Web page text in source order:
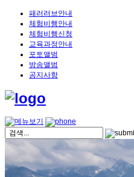
패러러브안내
체험비행안내
체험비행신청
교육과정안내
포토앨범
방송앨범
공지사항